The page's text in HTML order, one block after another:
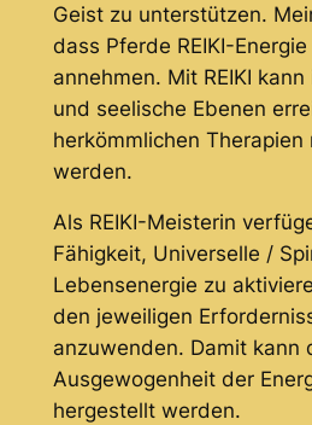
Geist zu unterstützen.
dass Pferde REIKI-
annehmen. Mit REIKI
und seelische Ebenen
herkömmlichen
werden.
Als REIKI-Meisterin
Fähigkeit, Universelle /
Lebensenergie zu
den jeweiligen
anzuwenden. Damit kann
Ausgewogenheit der
hergestellt werden.